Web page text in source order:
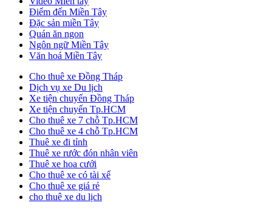
Điểm đến Miền Tây
Đặc sản miền Tây
Quán ăn ngon
Ngôn ngữ Miền Tây
Văn hoá Miền Tây
Cho thuê xe Đồng Tháp
Dịch vụ xe Du lịch
Xe tiện chuyến Đồng Tháp
Xe tiện chuyến Tp.HCM
Cho thuê xe 7 chỗ Tp.HCM
Cho thuê xe 4 chỗ Tp.HCM
Thuê xe đi tỉnh
Thuê xe rước đón nhân viên
Thuê xe hoa cưới
Cho thuê xe có tài xế
Cho thuê xe giá rẻ
cho thuê xe du lịch